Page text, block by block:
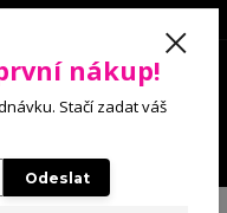
0 Kč
nákup!
Stačí zadat váš
Odeslat